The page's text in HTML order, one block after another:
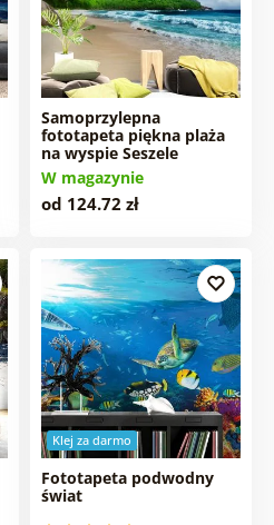
Samoprzylepna
fototapeta piękna plaża
na wyspie Seszele
W magazynie
od 124.72 zł
Klej za darmo
Fototapeta podwodny
świat